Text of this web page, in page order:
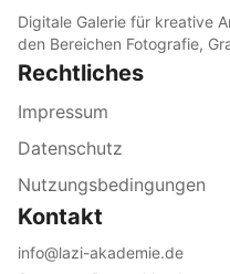
Digitale Galerie für kreative
den Bereichen Fotografie,
Rechtliches
Impressum
Datenschutz
Nutzungsbedingungen
Kontakt
info@lazi-akademie.de